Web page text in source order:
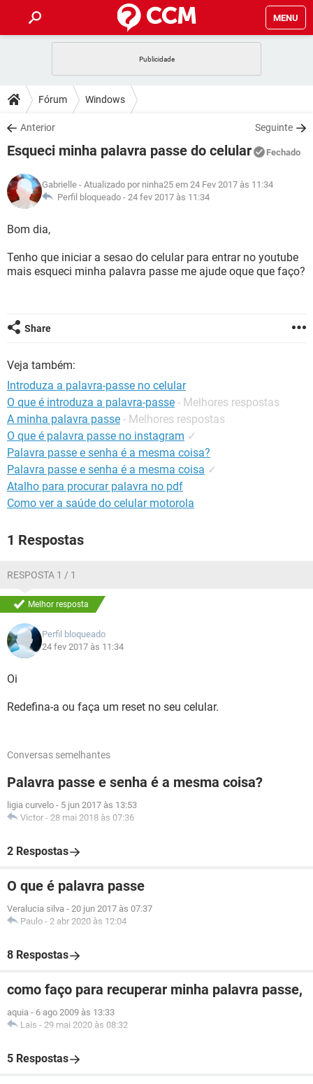
MENU
CELULAR
OUTLOOK
INSTAGRAM GMAIL
GUIA DE COMPRAS
DICAS
JOGOS
INSTAGRAM GMAIL
GUIA DE COMPRAS
DOWNLOADS
JOGOS WHATSAPP
CELULAR
OUTLOOK EXCEL
INSTAGRAM
FÓRUM
JOGOS WHATSAPP
CELULAR
OUTLOOK
INSTAGRAM GMAIL
GLOSSÁRIO
JOGOS
OUTLOOK EXCEL
GUIA DE COMPRAS
Fórum Windows
Anterior Seguinte
Esqueci minha palavra passe do celular Fechado
Gabrielle - Atualizado por ninha25 em 24 Fev 2017 às 11:34
Perfil bloqueado - 24 fev 2017 às 11:34
Bom dia,
Tenho que iniciar a sesao do celular para entrar no youtube
mais esqueci minha palavra passe me ajude oque que faço?
Share
Veja também:
Introduza a palavra-passe no celular
O que é introduza a palavra-passe - Melhores respostas
A minha palavra passe - Melhores respostas
O que é palavra passe no instagram ✓
Palavra passe e senha é a mesma coisa?
Palavra passe e senha é a mesma coisa ✓
Atalho para procurar palavra no pdf
Como ver a saúde do celular motorola
1 Respostas
RESPOSTA 1 / 1
Melhor resposta
Perfil bloqueado
24 fev 2017 às 11:34
Oi
Redefina-a ou faça um reset no seu celular.
Conversas semelhantes
Palavra passe e senha é a mesma coisa?
ligia curvelo - 5 jun 2017 às 13:53
Victor - 28 mai 2018 às 07:36
2 Respostas
O que é palavra passe
Veralucia silva - 20 jun 2017 às 07:37
Paulo - 2 abr 2020 às 12:04
8 Respostas
como faço para recuperar minha palavra passe,
aquia - 6 ago 2009 às 13:33
Lais - 29 mai 2020 às 08:32
5 Respostas